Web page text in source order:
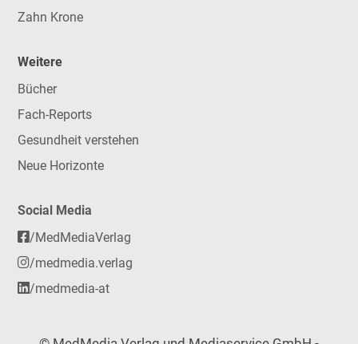
Zahn Krone
Weitere
Bücher
Fach-Reports
Gesundheit verstehen
Neue Horizonte
Social Media
/MedMediaVerlag
/medmedia.verlag
/medmedia-at